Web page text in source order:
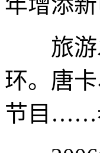
旅游发
环。唐
节目……